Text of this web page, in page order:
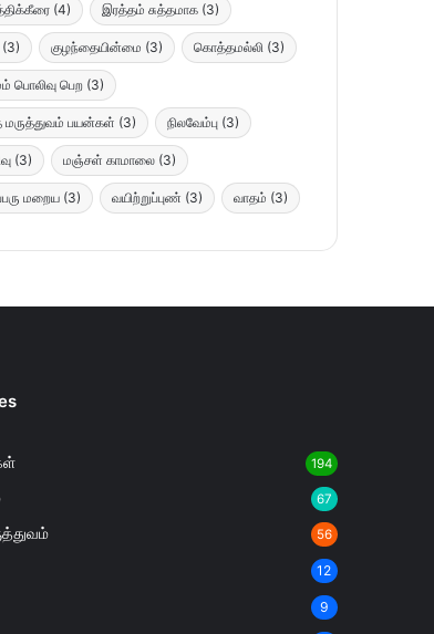
(4) இரத்தம் சுத்தமாக (3)
(3) குழந்தையின்மை (3) கொத்தமல்லி (3)
பொலிவு பெற (3)
மருத்துவம் பயன்கள் (3) நிலவேம்பு (3)
(3) மஞ்சள் காமாலை (3)
மறைய (3) வயிற்றுப்புண் (3) வாதம் (3)
194
67
56
12
9